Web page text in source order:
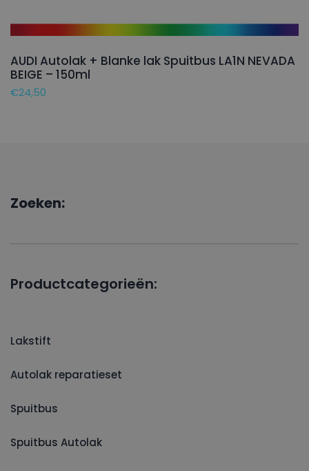
AUDI Autolak + Blanke lak Spuitbus LA1N NEVADA
BEIGE – 150ml
€24,50
Zoeken:
Productcategorieën:
Lakstift
Autolak reparatieset
Spuitbus
Spuitbus Autolak